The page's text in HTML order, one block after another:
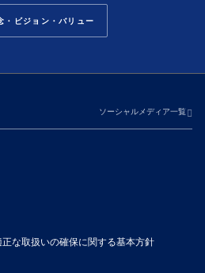
・ビジョン・バリュー
ソーシャルメディア一覧
な取扱いの確保に関する基本方針